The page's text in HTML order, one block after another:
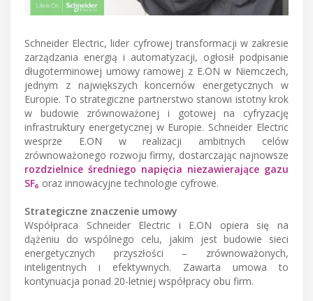
Schneider Electric, lider cyfrowej transformacji w zakresie
zarządzania energią i automatyzacji, ogłosił podpisanie
długoterminowej umowy ramowej z E.ON w Niemczech,
jednym z największych koncernów energetycznych w
Europie. To strategiczne partnerstwo stanowi istotny krok
w budowie zrównoważonej i gotowej na cyfryzację
infrastruktury energetycznej w Europie. Schneider Electric
wesprze E.ON w realizacji ambitnych celów
zrównoważonego rozwoju firmy, dostarczając najnowsze
rozdzielnice średniego napięcia niezawierające gazu
SF₆ oraz innowacyjne technologie cyfrowe.
Strategiczne znaczenie umowy
Współpraca Schneider Electric i E.ON opiera się na
dążeniu do wspólnego celu, jakim jest budowie sieci
energetycznych przyszłości – zrównoważonych,
inteligentnych i efektywnych. Zawarta umowa to
kontynuacja ponad 20-letniej współpracy obu firm.